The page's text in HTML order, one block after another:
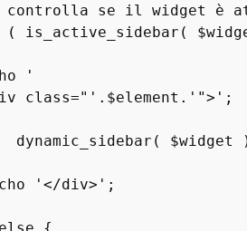
se il widget è
( is_active_sidebar (
'
class="'
. $element . '">' ;
dynamic_sidebar ( $widget
'</div>' ;